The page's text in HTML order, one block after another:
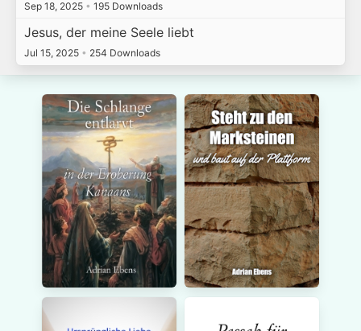
Sep 18, 2025 • 195 Downloads
Jesus, der meine Seele liebt
Jul 15, 2025 • 254 Downloads